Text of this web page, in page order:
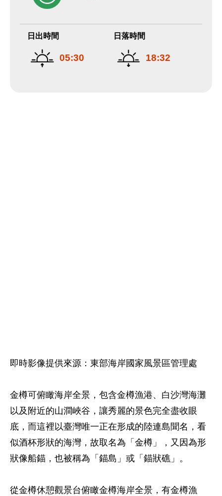
日出時間
05:30
日落時間
18:32
即時影像提供來源：東部海岸國家風景區管理處
金樽可俯瞰海岸全景，包含金樽漁港、白沙灣海灘
以及附近的山澗峽谷，讓秀麗的景色完全盡收眼
底，而這裡以臺灣唯一正在形成的陸連島聞名，看
似酒杯形狀的海灣，故取名為「金樽」，又因為形
狀像船錨，也被稱為「錨島」或「錨狀礁」。
從金樽休憩觀景台俯瞰金樽海岸全景，有金樽漁